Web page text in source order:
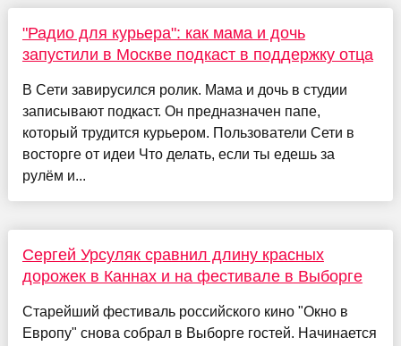
"Радио для курьера": как мама и дочь
запустили в Москве подкаст в поддержку отца
В Сети завирусился ролик. Мама и дочь в студии
записывают подкаст. Он предназначен папе,
который трудится курьером. Пользователи Сети в
восторге от идеи Что делать, если ты едешь за
рулём и...
Сергей Урсуляк сравнил длину красных
дорожек в Каннах и на фестивале в Выборге
Старейший фестиваль российского кино "Окно в
Европу" снова собрал в Выборге гостей. Начинается